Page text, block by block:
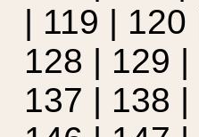
| 119 | 120
128 | 129 |
137 | 138 |